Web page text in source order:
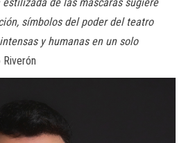
símbolos del poder del teatro
y humanas en un solo
Riverón